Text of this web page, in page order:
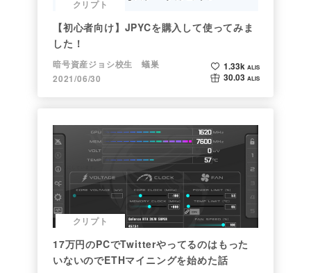
クリプト
【初心者向け】JPYCを購入して使ってみま
した！
暗号資産ジョシ校生 蟻巣
2021/06/30
1.33k ALIS
30.03 ALIS
クリプト
17万円のPCでTwitterやってるのはもった
いないのでETHマイニングを始めた話